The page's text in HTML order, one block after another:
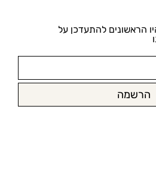
הראשונים להתעדכן על
הרשמה